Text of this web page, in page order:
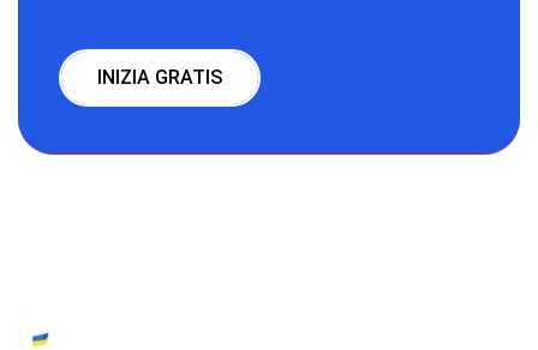
INIZIA GRATIS